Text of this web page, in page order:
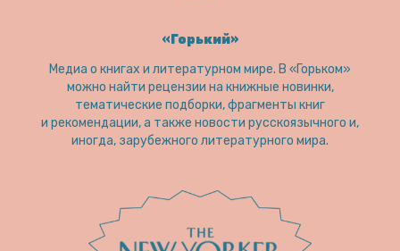
«Горький»
Медиа о книгах и литературном мире. В «Горьком»
можно найти рецензии на книжные новинки,
тематические подборки, фрагменты книг
и рекомендации, а также новости русскоязычного и,
иногда, зарубежного литературного мира.